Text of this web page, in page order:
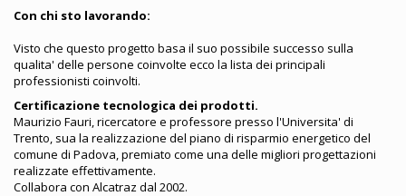
Con chi sto lavorando:
Visto che questo progetto basa il suo possibile successo sulla
qualita' delle persone coinvolte ecco la lista dei principali
professionisti coinvolti.
Certificazione tecnologica dei prodotti.
Maurizio Fauri, ricercatore e professore presso l'Universita' di
Trento, sua la realizzazione del piano di risparmio energetico del
comune di Padova, premiato come una delle migliori progettazioni
realizzate effettivamente.
Collabora con Alcatraz dal 2002.